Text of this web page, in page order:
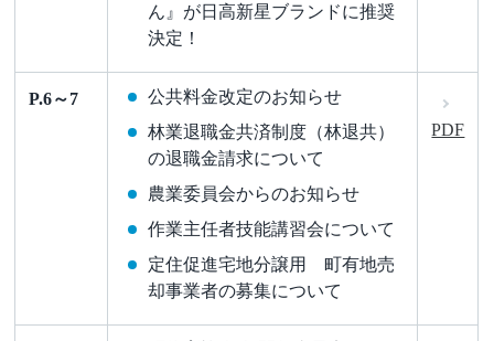
ん』が日高新星ブランドに推奨
決定！
P.6～7
公共料金改定のお知らせ
林業退職金共済制度（林退共）
の退職金請求について
農業委員会からのお知らせ
作業主任者技能講習会について
定住促進宅地分譲用 町有地売
却事業者の募集について
PDF